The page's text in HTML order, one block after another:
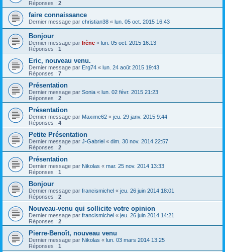
Réponses : 2
faire connaissance
Dernier message par christian38 « lun. 05 oct. 2015 16:43
Bonjour
Dernier message par Irène « lun. 05 oct. 2015 16:13
Réponses : 1
Eric, nouveau venu.
Dernier message par Erg74 « lun. 24 août 2015 19:43
Réponses : 7
Présentation
Dernier message par Sonia « lun. 02 févr. 2015 21:23
Réponses : 2
Présentation
Dernier message par Maxime62 « jeu. 29 janv. 2015 9:44
Réponses : 4
Petite Présentation
Dernier message par J-Gabriel « dim. 30 nov. 2014 22:57
Réponses : 2
Présentation
Dernier message par Nikolas « mar. 25 nov. 2014 13:33
Réponses : 1
Bonjour
Dernier message par francismichel « jeu. 26 juin 2014 18:01
Réponses : 2
Nouveau-venu qui sollicite votre opinion
Dernier message par francismichel « jeu. 26 juin 2014 14:21
Réponses : 2
Pierre-Benoît, nouveau venu
Dernier message par Nikolas « lun. 03 mars 2014 13:25
Réponses : 1